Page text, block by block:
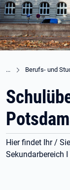
Berufs- und
Hier findet Ihr /
Sekundarbereich